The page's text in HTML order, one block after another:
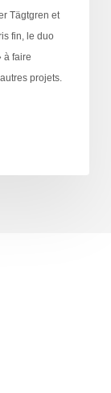
Tägtgren et
fin, le duo
à faire
projets.